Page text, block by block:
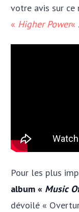
votre avis sur ce
« Higher Power« .
Pour les plus
album « Music
dévoilé «